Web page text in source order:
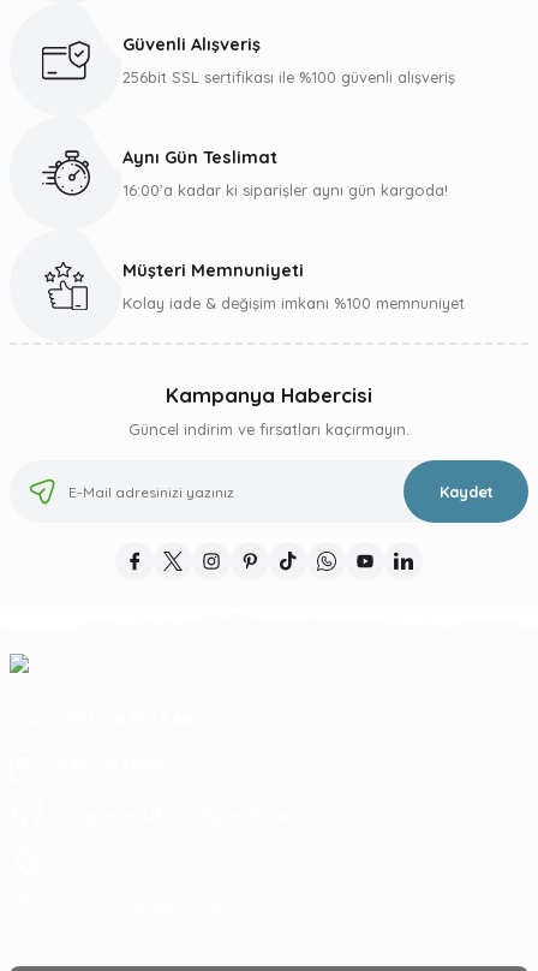
Ürün bilgilerinde hatalar bulunuyor.
Gönder
Güvenli Alışveriş
256bit SSL sertifikası ile %100 güvenli alışveriş
Aynı Gün Teslimat
16:00’a kadar ki siparişler aynı gün kargoda!
Müşteri Memnuniyeti
Kolay iade & değişim imkanı %100 memnuniyet
Kampanya Habercisi
Güncel indirim ve fırsatları kaçırmayın.
Kaydet